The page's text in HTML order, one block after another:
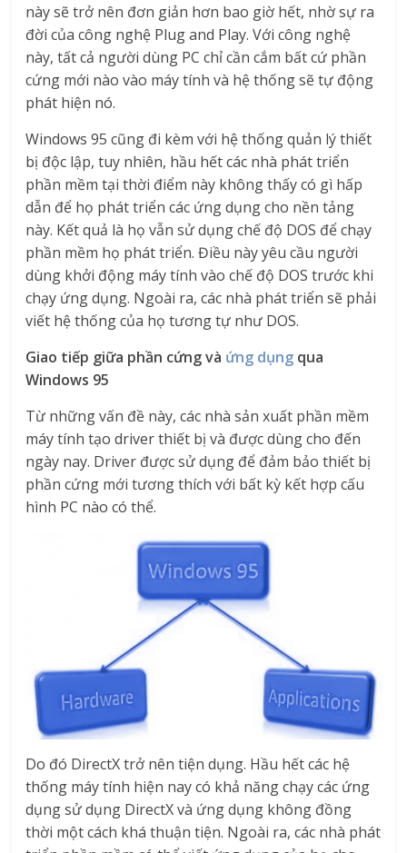
này sẽ trở nên đơn giản hơn bao giờ hết, nhờ sự ra
đời của công nghệ Plug and Play. Với công nghệ
này, tất cả người dùng PC chỉ cần cắm bất cứ phần
cứng mới nào vào máy tính và hệ thống sẽ tự động
phát hiện nó.
Windows 95 cũng đi kèm với hệ thống quản lý thiết
bị độc lập, tuy nhiên, hầu hết các nhà phát triển
phần mềm tại thời điểm này không thấy có gì hấp
dẫn để họ phát triển các ứng dụng cho nền tảng
này. Kết quả là họ vẫn sử dụng chế độ DOS để chạy
phần mềm họ phát triển. Điều này yêu cầu người
dùng khởi động máy tính vào chế độ DOS trước khi
chạy ứng dụng. Ngoài ra, các nhà phát triển sẽ phải
viết hệ thống của họ tương tự như DOS.
Giao tiếp giữa phần cứng và ứng dụng qua
Windows 95
Từ những vấn đề này, các nhà sản xuất phần mềm
máy tính tạo driver thiết bị và được dùng cho đến
ngày nay. Driver được sử dụng để đảm bảo thiết bị
phần cứng mới tương thích với bất kỳ kết hợp cấu
hình PC nào có thể.
Do đó DirectX trở nên tiện dụng. Hầu hết các hệ
thống máy tính hiện nay có khả năng chạy các ứng
dụng sử dụng DirectX và ứng dụng không đồng
thời một cách khá thuận tiện. Ngoài ra, các nhà phát